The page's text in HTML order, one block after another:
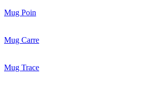
Mug Poin
Mug Carre
Mug Trace